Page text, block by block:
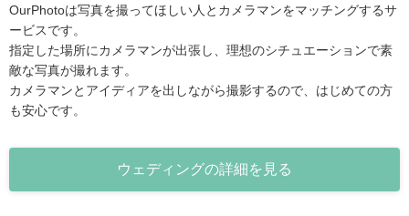
OurPhotoは写真を撮ってほしい人とカメラマンをマッチングするサ
ービスです。
指定した場所にカメラマンが出張し、理想のシチュエーションで素
敵な写真が撮れます。
カメラマンとアイディアを出しながら撮影するので、はじめての方
も安心です。
ウェディングの詳細を見る